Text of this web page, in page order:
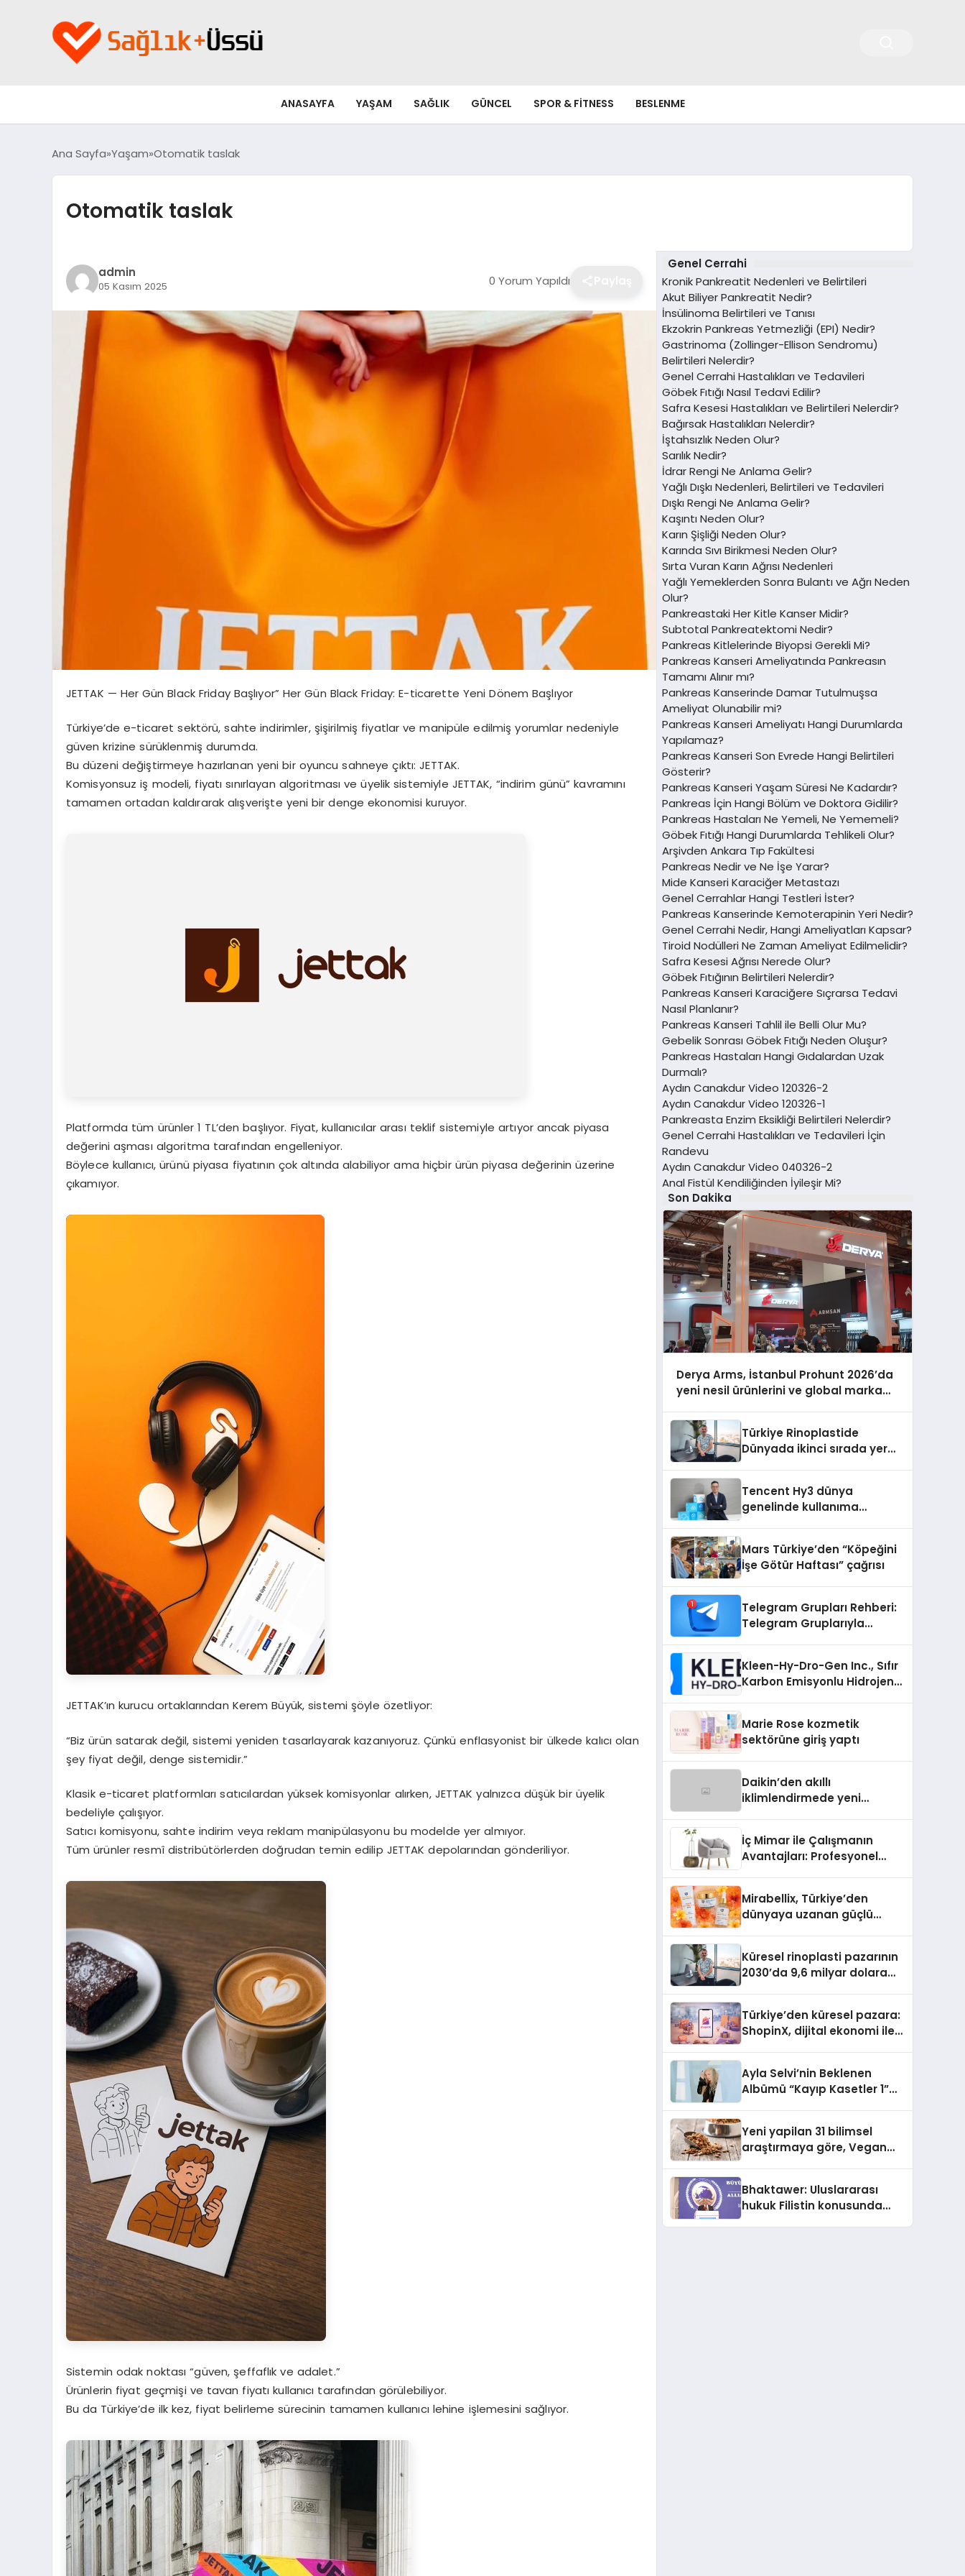
ANASAYFA YAŞAM SAĞLIK GÜNCEL SPOR & FITNESS BESLENME
Ana Sayfa Yaşam Otomatik taslak
Otomatik taslak
admin
05 Kasım 2025 0 Yorum Yapıldı
JETTAK — Her Gün Black Friday Başlıyor” Her Gün Black Friday: E-ticarette Yeni Dönem Başlıyor
Türkiye’de e-ticaret sektörü, sahte indirimler, şişirilmiş fiyatlar ve manipüle edilmiş yorumlar nedeniyle
güven krizine sürüklenmiş durumda.
Bu düzeni değiştirmeye hazırlanan yeni bir oyuncu sahneye çıktı: JETTAK.
Komisyonsuz iş modeli, fiyatı sınırlayan algoritması ve üyelik sistemiyle JETTAK, “indirim günü” kavramını
tamamen ortadan kaldırarak alışverişte yeni bir denge ekonomisi kuruyor.
Platformda tüm ürünler 1 TL’den başlıyor. Fiyat, kullanıcılar arası teklif sistemiyle artıyor ancak piyasa
değerini aşması algoritma tarafından engelleniyor.
Böylece kullanıcı, ürünü piyasa fiyatının çok altında alabiliyor ama hiçbir ürün piyasa değerinin üzerine
çıkamıyor.
JETTAK’ın kurucu ortaklarından Kerem Büyük, sistemi şöyle özetliyor:
“Biz ürün satarak değil, sistemi yeniden tasarlayarak kazanıyoruz. Çünkü enflasyonist bir ülkede kalıcı olan
şey fiyat değil, denge sistemidir.”
Klasik e-ticaret platformları satıcılardan yüksek komisyonlar alırken, JETTAK yalnızca düşük bir üyelik
bedeliyle çalışıyor.
Satıcı komisyonu, sahte indirim veya reklam manipülasyonu bu modelde yer almıyor.
Tüm ürünler resmî distribütörlerden doğrudan temin edilip JETTAK depolarından gönderiliyor.
Sistemin odak noktası “güven, şeffaflık ve adalet.”
Ürünlerin fiyat geçmişi ve tavan fiyatı kullanıcı tarafından görülebiliyor.
Bu da Türkiye’de ilk kez, fiyat belirleme sürecinin tamamen kullanıcı lehine işlemesini sağlıyor.
Genel Cerrahi
Kronik Pankreatit Nedenleri ve Belirtileri
Akut Biliyer Pankreatit Nedir?
İnsülinoma Belirtileri ve Tanısı
Ekzokrin Pankreas Yetmezliği (EPI) Nedir?
Gastrinoma (Zollinger-Ellison Sendromu)
Belirtileri Nelerdir?
Genel Cerrahi Hastalıkları ve Tedavileri
Göbek Fıtığı Nasıl Tedavi Edilir?
Safra Kesesi Hastalıkları ve Belirtileri Nelerdir?
Bağırsak Hastalıkları Nelerdir?
İştahsızlık Neden Olur?
Sarılık Nedir?
İdrar Rengi Ne Anlama Gelir?
Yağlı Dışkı Nedenleri, Belirtileri ve Tedavileri
Dışkı Rengi Ne Anlama Gelir?
Kaşıntı Neden Olur?
Karın Şişliği Neden Olur?
Karında Sıvı Birikmesi Neden Olur?
Sırta Vuran Karın Ağrısı Nedenleri
Yağlı Yemeklerden Sonra Bulantı ve Ağrı Neden
Olur?
Pankreastaki Her Kitle Kanser Midir?
Subtotal Pankreatektomi Nedir?
Pankreas Kitlelerinde Biyopsi Gerekli Mi?
Pankreas Kanseri Ameliyatında Pankreasın
Tamamı Alınır mı?
Pankreas Kanserinde Damar Tutulmuşsa
Ameliyat Olunabilir mi?
Pankreas Kanseri Ameliyatı Hangi Durumlarda
Yapılamaz?
Pankreas Kanseri Son Evrede Hangi Belirtileri
Gösterir?
Pankreas Kanseri Yaşam Süresi Ne Kadardır?
Pankreas İçin Hangi Bölüm ve Doktora Gidilir?
Pankreas Hastaları Ne Yemeli, Ne Yememeli?
Göbek Fıtığı Hangi Durumlarda Tehlikeli Olur?
Arşivden Ankara Tıp Fakültesi
Pankreas Nedir ve Ne İşe Yarar?
Mide Kanseri Karaciğer Metastazı
Genel Cerrahlar Hangi Testleri İster?
Pankreas Kanserinde Kemoterapinin Yeri Nedir?
Genel Cerrahi Nedir, Hangi Ameliyatları Kapsar?
Tiroid Nodülleri Ne Zaman Ameliyat Edilmelidir?
Safra Kesesi Ağrısı Nerede Olur?
Göbek Fıtığının Belirtileri Nelerdir?
Pankreas Kanseri Karaciğere Sıçrarsa Tedavi
Nasıl Planlanır?
Pankreas Kanseri Tahlil ile Belli Olur Mu?
Gebelik Sonrası Göbek Fıtığı Neden Oluşur?
Pankreas Hastaları Hangi Gıdalardan Uzak
Durmalı?
Aydın Canakdur Video 120326-2
Aydın Canakdur Video 120326-1
Pankreasta Enzim Eksikliği Belirtileri Nelerdir?
Genel Cerrahi Hastalıkları ve Tedavileri İçin
Randevu
Aydın Canakdur Video 040326-2
Anal Fistül Kendiliğinden İyileşir Mi?
Son Dakika
Derya Arms, İstanbul Prohunt 2026’da
yeni nesil ürünlerini ve global marka
Türkiye Rinoplastide
Dünyada ikinci sırada yer
Tencent Hy3 dünya
genelinde kullanıma
Mars Türkiye’den “Köpeğini
İşe Götür Haftası” çağrısı
Telegram Grupları Rehberi:
Telegram Gruplarıyla
Kleen-Hy-Dro-Gen Inc., Sıfır
Karbon Emisyonlu Hidrojen
Aldı
Marie Rose kozmetik
sektörüne giriş yaptı
Daikin’den akıllı
iklimlendirmede yeni
İç Mimar ile Çalışmanın
Avantajları: Profesyonel
Mirabellix, Türkiye’den
dünyaya uzanan güçlü
Küresel rinoplasti pazarının
2030’da 9,6 milyar dolara
Türkiye’den küresel pazara:
ShopinX, dijital ekonomi ile
Ayla Selvi’nin Beklenen
Albümü “Kayıp Kasetler 1”
Yeni yapilan 31 bilimsel
araştırmaya göre, Vegan
Sindirildiğini Ortaya Koydu
Bhaktawer: Uluslararası
hukuk Filistin konusunda